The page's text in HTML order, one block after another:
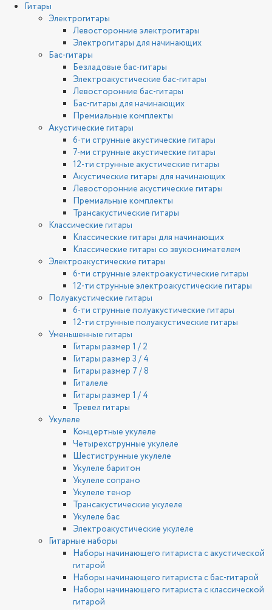
Гитары
Электрогитары
Левосторонние электрогитары
Электрогитары для начинающих
Бас-гитары
Безладовые бас-гитары
Электроакустические бас-гитары
Левосторонние бас-гитары
Бас-гитары для начинающих
Премиальные комплекты
Акустические гитары
6-ти струнные акустические гитары
7-ми струнные акустические гитары
12-ти струнные акустические гитары
Акустические гитары для начинающих
Левосторонние акустические гитары
Премиальные комплекты
Трансакустические гитары
Классические гитары
Классические гитары для начинающих
Классические гитары со звукоснимателем
Электроакустические гитары
6-ти струнные электроакустические гитары
12-ти струнные электроакустические гитары
Полуакустические гитары
6-ти струнные полуакустические гитары
12-ти струнные полуакустические гитары
Уменьшенные гитары
Гитары размер 1 / 2
Гитары размер 3 / 4
Гитары размер 7 / 8
Гиталеле
Гитары размер 1 / 4
Тревел гитары
Укулеле
Концертные укулеле
Четырехструнные укулеле
Шестиструнные укулеле
Укулеле баритон
Укулеле сопрано
Укулеле тенор
Трансакустические укулеле
Укулеле бас
Электроакустические укулеле
Гитарные наборы
Наборы начинающего гитариста с акустической
гитарой
Наборы начинающего гитариста с бас-гитарой
Наборы начинающего гитариста с классической
гитарой